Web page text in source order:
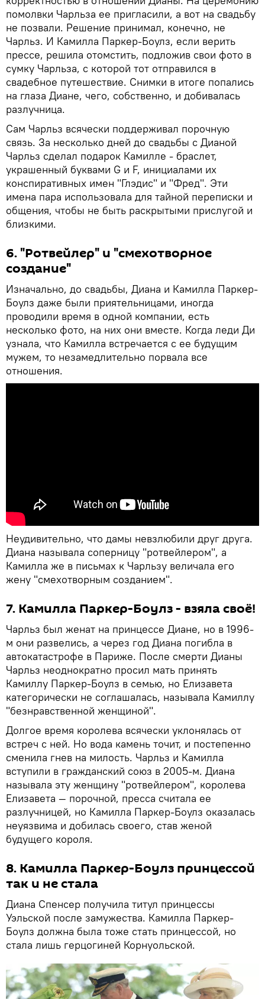
помолвки Чарльза ее пригласили, а вот на свадьбу
не позвали. Решение принимал, конечно, не
Чарльз. И Камилла Паркер-Боулз, если верить
прессе, решила отомстить, подложив свои фото в
сумку Чарльза, с которой тот отправился в
свадебное путешествие. Снимки в итоге попались
на глаза Диане, чего, собственно, и добивалась
разлучница.
Сам Чарльз всячески поддерживал порочную
связь. За несколько дней до свадьбы с Дианой
Чарльз сделал подарок Камилле - браслет,
украшенный буквами G и F, инициалами их
конспиративных имен "Глэдис" и "Фред". Эти
имена пара использовала для тайной переписки и
общения, чтобы не быть раскрытыми прислугой и
близкими.
6. "Ротвейлер" и "смехотворное
создание"
Изначально, до свадьбы, Диана и Камилла Паркер-
Боулз даже были приятельницами, иногда
проводили время в одной компании, есть
несколько фото, на них они вместе. Когда леди Ди
узнала, что Камилла встречается с ее будущим
мужем, то незамедлительно порвала все
отношения.
Неудивительно, что дамы невзлюбили друг друга.
Диана называла соперницу "ротвейлером", а
Камилла же в письмах к Чарльзу величала его
жену "смехотворным созданием".
7. Камилла Паркер-Боулз - взяла своё!
Чарльз был женат на принцессе Диане, но в 1996-
м они развелись, а через год Диана погибла в
автокатастрофе в Париже. После смерти Дианы
Чарльз неоднократно просил мать принять
Камиллу Паркер-Боулз в семью, но Елизавета
категорически не соглашалась, называла Камиллу
"безнравственной женщиной".
Долгое время королева всячески уклонялась от
встреч с ней. Но вода камень точит, и постепенно
сменила гнев на милость. Чарльз и Камилла
вступили в гражданский союз в 2005-м. Диана
называла эту женщину "ротвейлером", королева
Елизавета — порочной, пресса считала ее
разлучницей, но Камилла Паркер-Боулз оказалась
неуязвима и добилась своего, став женой
будущего короля.
8. Камилла Паркер-Боулз принцессой
так и не стала
Диана Спенсер получила титул принцессы
Уэльской после замужества. Камилла Паркер-
Боулз должна была тоже стать принцессой, но
стала лишь герцогиней Корнуольской.